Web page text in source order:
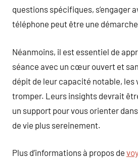
questions spécifiques, s’engager
téléphone peut être une
Néanmoins, il est essentiel de
séance avec un cœur ouvert et
dépit de leur capacité notable, les
tromper. Leurs insights devrait
un support pour vous orienter
de vie plus sereinement.
Plus d’informations à propos de